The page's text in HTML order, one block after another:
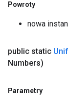
Powroty
nowa
public static
Numbers)
Parametry